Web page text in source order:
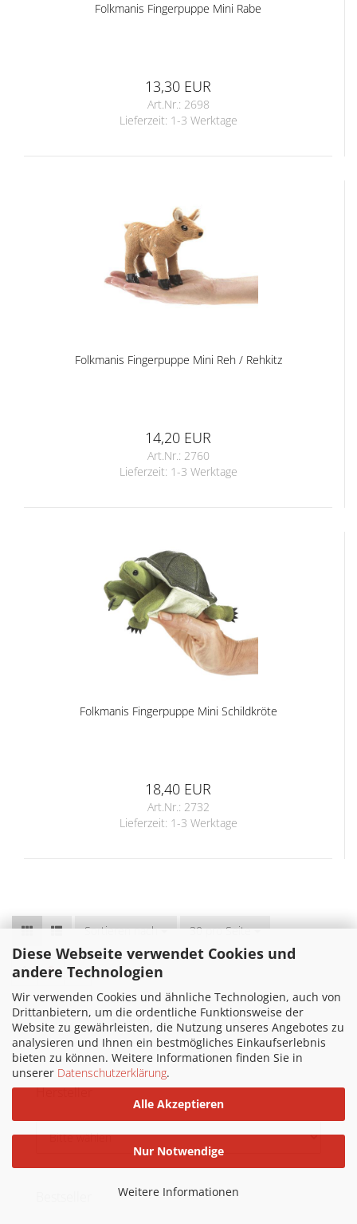
Diese Webseite verwendet Cookies und
andere Technologien
Wir verwenden Cookies und ähnliche Technologien, auch von
Drittanbietern, um die ordentliche Funktionsweise der
Website zu gewährleisten, die Nutzung unseres Angebotes zu
analysieren und Ihnen ein bestmögliches Einkaufserlebnis
bieten zu können. Weitere Informationen finden Sie in
unserer Datenschutzerklärung.
Alle Akzeptieren
Nur Notwendige
Weitere Informationen
Folkmanis Fingerpuppe Mini Rabe
13,30 EUR
Art.Nr.: 2698
Lieferzeit: 1-3 Werktage
Folkmanis Fingerpuppe Mini Reh / Rehkitz
14,20 EUR
Art.Nr.: 2760
Lieferzeit: 1-3 Werktage
Folkmanis Fingerpuppe Mini Schildkröte
18,40 EUR
Art.Nr.: 2732
Lieferzeit: 1-3 Werktage
Sortieren nach
Sortieren nach 30 pro Seite
pro Seite
1 2 »
1bis30 (von insgesamt59)
Hersteller